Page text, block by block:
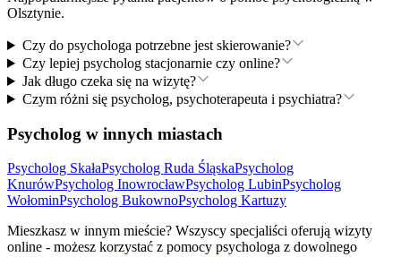
Olsztynie.
Czy do psychologa potrzebne jest skierowanie?
Czy lepiej psycholog stacjonarnie czy online?
Jak długo czeka się na wizytę?
Czym różni się psycholog, psychoterapeuta i psychiatra?
Psycholog w innych miastach
Psycholog SkałaPsycholog Ruda ŚląskaPsycholog
KnurówPsycholog InowrocławPsycholog LubinPsycholog
WołominPsycholog BukownoPsycholog Kartuzy
Mieszkasz w innym mieście? Wszyscy specjaliści oferują wizyty
online - możesz korzystać z pomocy psychologa z dowolnego